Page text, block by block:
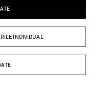
„Îi rog să fie
INDIVIDUAL